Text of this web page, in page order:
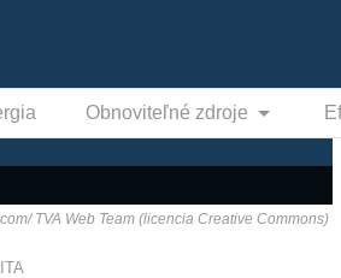
Obnoviteľné zdroje
TVA Web Team (licencia Creative Commons)